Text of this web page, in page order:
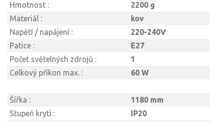
Hmotnost :
2200 g
Materiál :
kov
Napětí / napájení :
220-240V
Patice :
E27
Počet světelných zdrojů :
1
Celkový příkon max. :
60 W
Šířka :
1180 mm
Stupeň krytí :
IP20